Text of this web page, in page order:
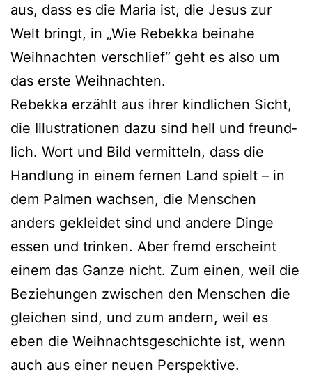
aus, dass es die Maria ist, die Jesus zur
Welt bringt, in „Wie Rebekka bei­na­he
Weihnachten ver­schlief“ geht es also um
das ers­te Weihnachten.
Rebekka erzählt aus ihrer kind­li­chen Sicht,
die Illustrationen dazu sind hell und freund­
lich. Wort und Bild ver­mit­teln, dass die
Handlung in einem fer­nen Land spielt – in
dem Palmen wach­sen, die Menschen
anders geklei­det sind und ande­re Dinge
essen und trin­ken. Aber fremd erscheint
einem das Ganze nicht. Zum einen, weil die
Beziehungen zwi­schen den Menschen die
glei­chen sind, und zum andern, weil es
eben die Weihnachtsgeschichte ist, wenn
auch aus einer neu­en Perspektive.